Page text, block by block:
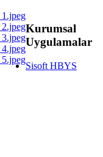
Kurumsal
Uygulamalar
Sisoft HBYS